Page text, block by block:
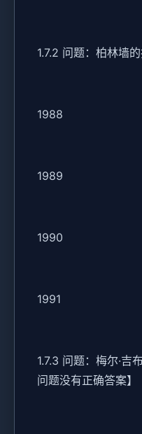
1.7.2 问题：柏林墙
1988
1989
1990
1991
1.7.3 问题：梅尔·吉
问题没有正确答案】